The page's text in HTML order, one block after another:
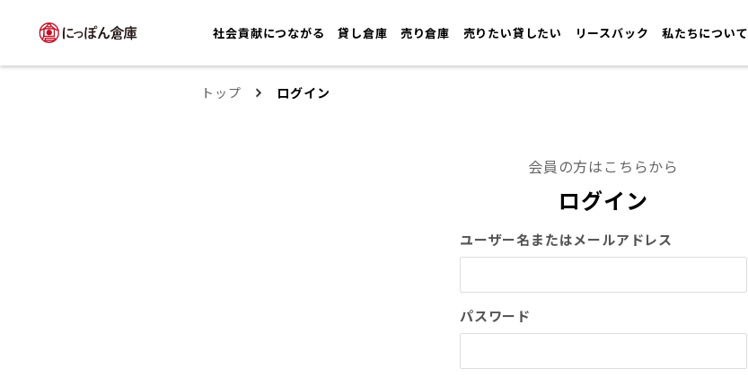
社会貢献につながる 貸し倉庫 売り倉庫 売りたい貸したい リースバック 私たちについて
トップ ログイン
会員の方はこちらから
ログイン
ユーザー名またはメールアドレス
パスワード